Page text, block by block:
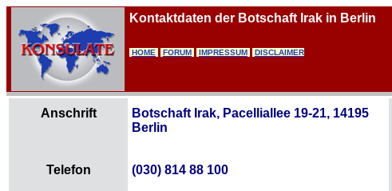
Kontaktdaten der Botschaft Irak in Berlin
HOME FORUM IMPRESSUM DISCLAIMER
Anschrift
Botschaft Irak, Pacelliallee 19-21, 14195
Berlin
Telefon (030) 814 88 100